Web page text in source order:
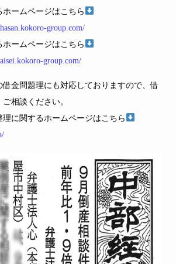
ームページはこちら
group.com/
ームページはこちら
group.com/
金問題理にも対応しておりますので、借
相談ください。
に関するホームページはこちら